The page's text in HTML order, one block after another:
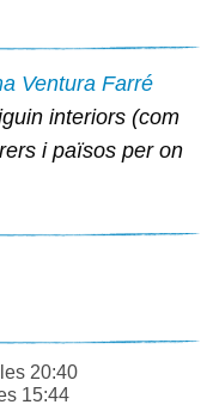
Ventura Farré
interiors (com
i països per on
20:40
15:44